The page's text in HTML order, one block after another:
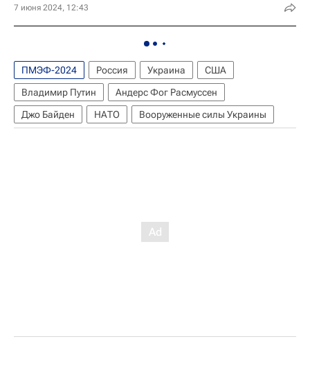
7 июня 2024, 12:43
ПМЭФ-2024 Россия Украина
США
Владимир Путин
Андерс Фог Расмуссен
Джо Байден
НАТО Вооруженные силы Украины